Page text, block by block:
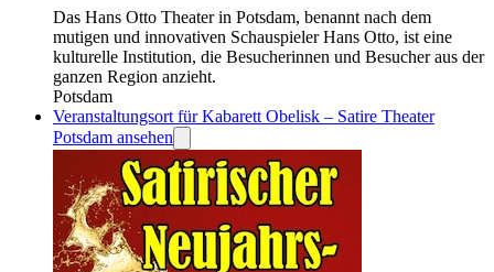
Das Hans Otto Theater in Potsdam, benannt nach dem
mutigen und innovativen Schauspieler Hans Otto, ist eine
kulturelle Institution, die Besucherinnen und Besucher aus der
ganzen Region anzieht.
Potsdam
Veranstaltungsort für Kabarett Obelisk ­– Satire Theater
Potsdam ansehen